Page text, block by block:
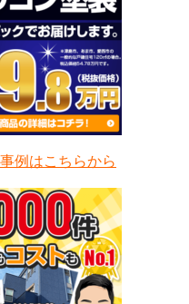
例はこちらから